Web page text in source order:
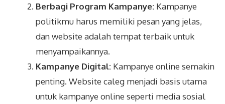
Berbagi Program Kampanye: Kampanye
politikmu harus memiliki pesan yang jelas,
dan website adalah tempat terbaik untuk
menyampaikannya.
Kampanye Digital: Kampanye online semakin
penting. Website caleg menjadi basis utama
untuk kampanye online seperti media sosial